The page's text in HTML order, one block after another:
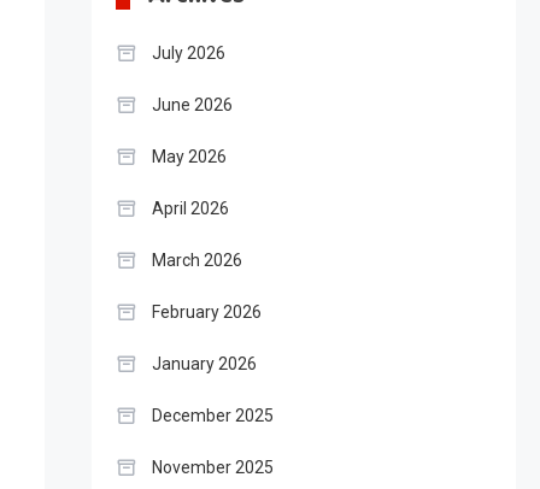
July 2026
June 2026
May 2026
April 2026
March 2026
February 2026
January 2026
December 2025
November 2025